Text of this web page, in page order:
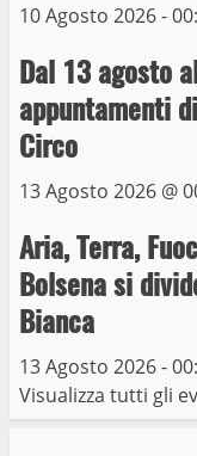
10 Agosto 2026 -
Dal 13 agosto
appuntamenti
Circo
13 Agosto 2026 @
Aria, Terra,
Bolsena si
Bianca
13 Agosto 2026 -
Visualizza tutti gli
6
I